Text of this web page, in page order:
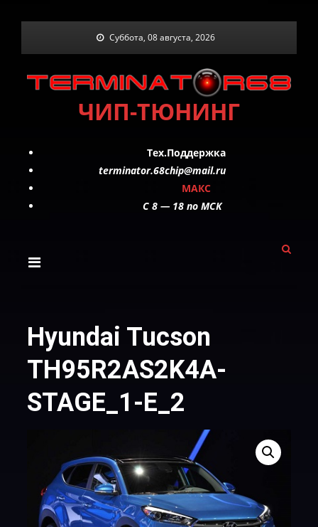
Суббота, 08 августа, 2026
ЧИП-ТЮНИНГ
Тех.Поддержка
terminator.68chip@mail.ru
МАКС
C 8 — 18 по МСК
Hyundai Tucson
TH95R2AS2K4A-
STAGE_1-E_2